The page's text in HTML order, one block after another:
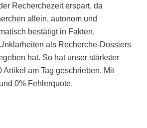
Recherchezeit erspart, da
allein, autonom und
bestätigt in Fakten,
als Recherche-Dossiers
hat. So hat unser stärkster
Artikel am Tag geschrieben. Mit
0% Fehlerquote.